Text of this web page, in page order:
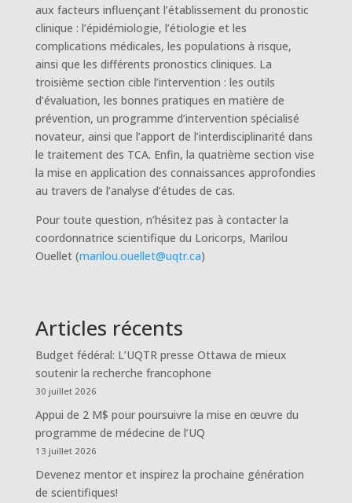
aux facteurs influençant l’établissement du pronostic
clinique : l’épidémiologie, l’étiologie et les
complications médicales, les populations à risque,
ainsi que les différents pronostics cliniques. La
troisième section cible l’intervention : les outils
d’évaluation, les bonnes pratiques en matière de
prévention, un programme d’intervention spécialisé
novateur, ainsi que l’apport de l’interdisciplinarité dans
le traitement des TCA. Enfin, la quatrième section vise
la mise en application des connaissances approfondies
au travers de l’analyse d’études de cas.
Pour toute question, n’hésitez pas à contacter la
coordonnatrice scientifique du Loricorps, Marilou
Ouellet (marilou.ouellet@uqtr.ca)
Articles récents
Budget fédéral: L’UQTR presse Ottawa de mieux
soutenir la recherche francophone
30 juillet 2026
Appui de 2 M$ pour poursuivre la mise en œuvre du
programme de médecine de l’UQ
13 juillet 2026
Devenez mentor et inspirez la prochaine génération
de scientifiques!